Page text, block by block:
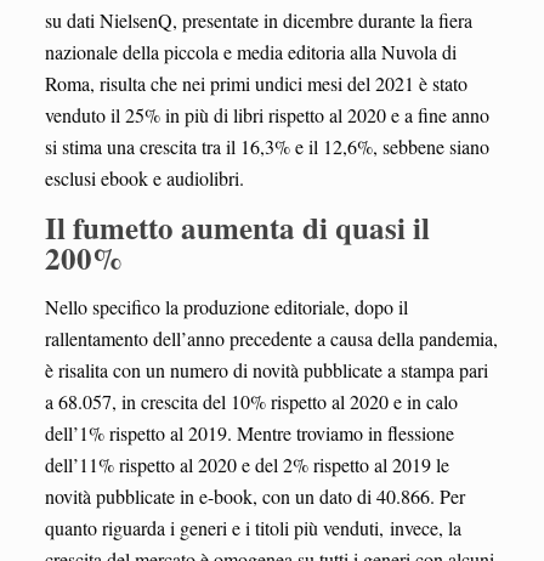
su dati NielsenQ, presentate in dicembre durante la fiera
nazionale della piccola e media editoria alla Nuvola di
Roma, risulta che nei primi undici mesi del 2021 è stato
venduto il 25% in più di libri rispetto al 2020 e a fine anno
si stima una crescita tra il 16,3% e il 12,6%, sebbene siano
esclusi ebook e audiolibri.
Il fumetto aumenta di quasi il
200%
Nello specifico la produzione editoriale, dopo il
rallentamento dell’anno precedente a causa della pandemia,
è risalita con un numero di novità pubblicate a stampa pari
a 68.057, in crescita del 10% rispetto al 2020 e in calo
dell’1% rispetto al 2019. Mentre troviamo in flessione
dell’11% rispetto al 2020 e del 2% rispetto al 2019 le
novità pubblicate in e-book, con un dato di 40.866. Per
quanto riguarda i generi e i titoli più venduti, invece, la